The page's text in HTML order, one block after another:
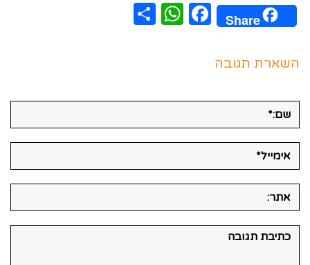
Share
Facebook
WhatsApp
השארת תגובה
שם:*
אימייל*
אתר:
תגובה: